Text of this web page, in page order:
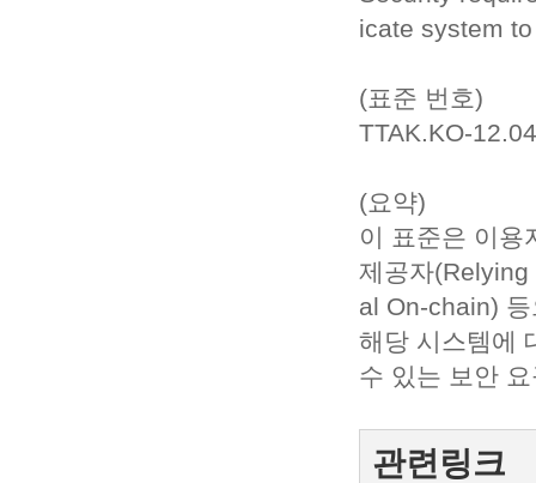
icate system
(표준 번호)
TTAK.KO-
(요약)
이 표준은 이용
제공자
al On-chain)
해당 시스템에
수 있는 보안
관련링크